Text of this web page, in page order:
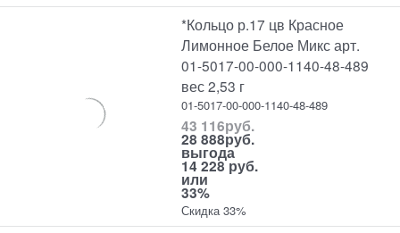
*Кольцо р.17 цв Красное
Лимонное Белое Микс арт.
01-5017-00-000-1140-48-489
вес 2,53 г
01-5017-00-000-1140-48-489
43 116руб.
28 888руб.
выгода
14 228 руб.
или
33%
Скидка 33%